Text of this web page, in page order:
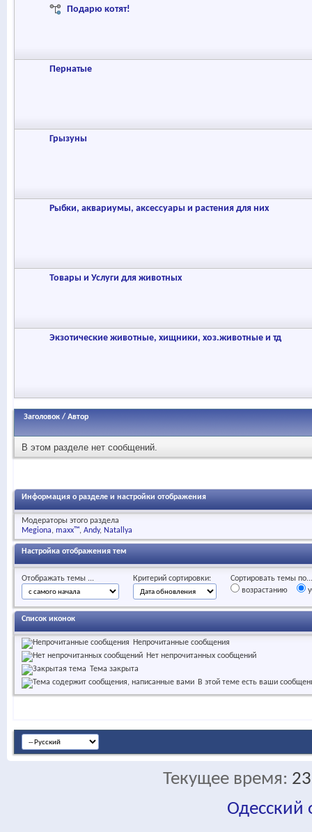
Подарю котят!
Пернатые
Грызуны
Рыбки, аквариумы, аксессуары и растения для них
Товары и Услуги для животных
Экзотические животные, хищники, хоз.животные и тд
Заголовок / Автор
В этом разделе нет сообщений.
Информация о разделе и настройки отображения
Модераторы этого раздела
Megiona maxx™ Andy Natallya
Настройка отображения тем
Отображать темы ... Критерий сортировки:
Сортировать темы по...
возрастанию
Список иконок
Непрочитанные сообщения
Нет непрочитанных сообщений
Тема закрыта
В этой теме есть ваши
Текущее время:
Одесский